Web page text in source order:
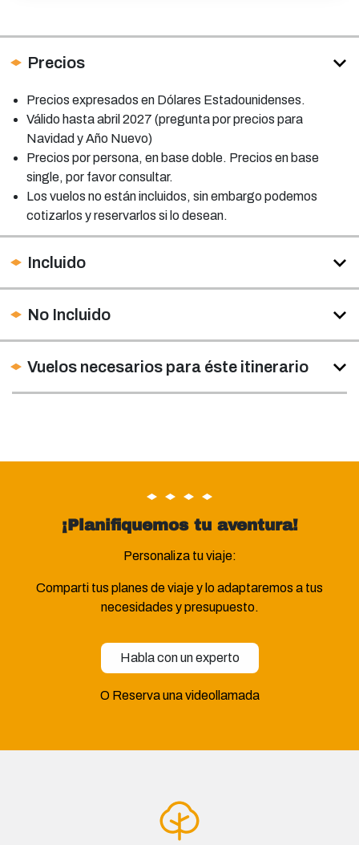
Precios
Precios expresados en Dólares Estadounidenses.
Válido hasta abril 2027 (pregunta por precios para
Navidad y Año Nuevo)
Precios por persona, en base doble. Precios en base
single, por favor consultar.
Los vuelos no están incluidos, sin embargo podemos
cotizarlos y reservarlos si lo desean.
Incluido
No Incluido
Vuelos necesarios para éste itinerario
¡Planifiquemos tu aventura!
Personaliza tu viaje:
Comparti tus planes de viaje y lo adaptaremos a tus
necesidades y presupuesto.
Habla con un experto
O Reserva una videollamada